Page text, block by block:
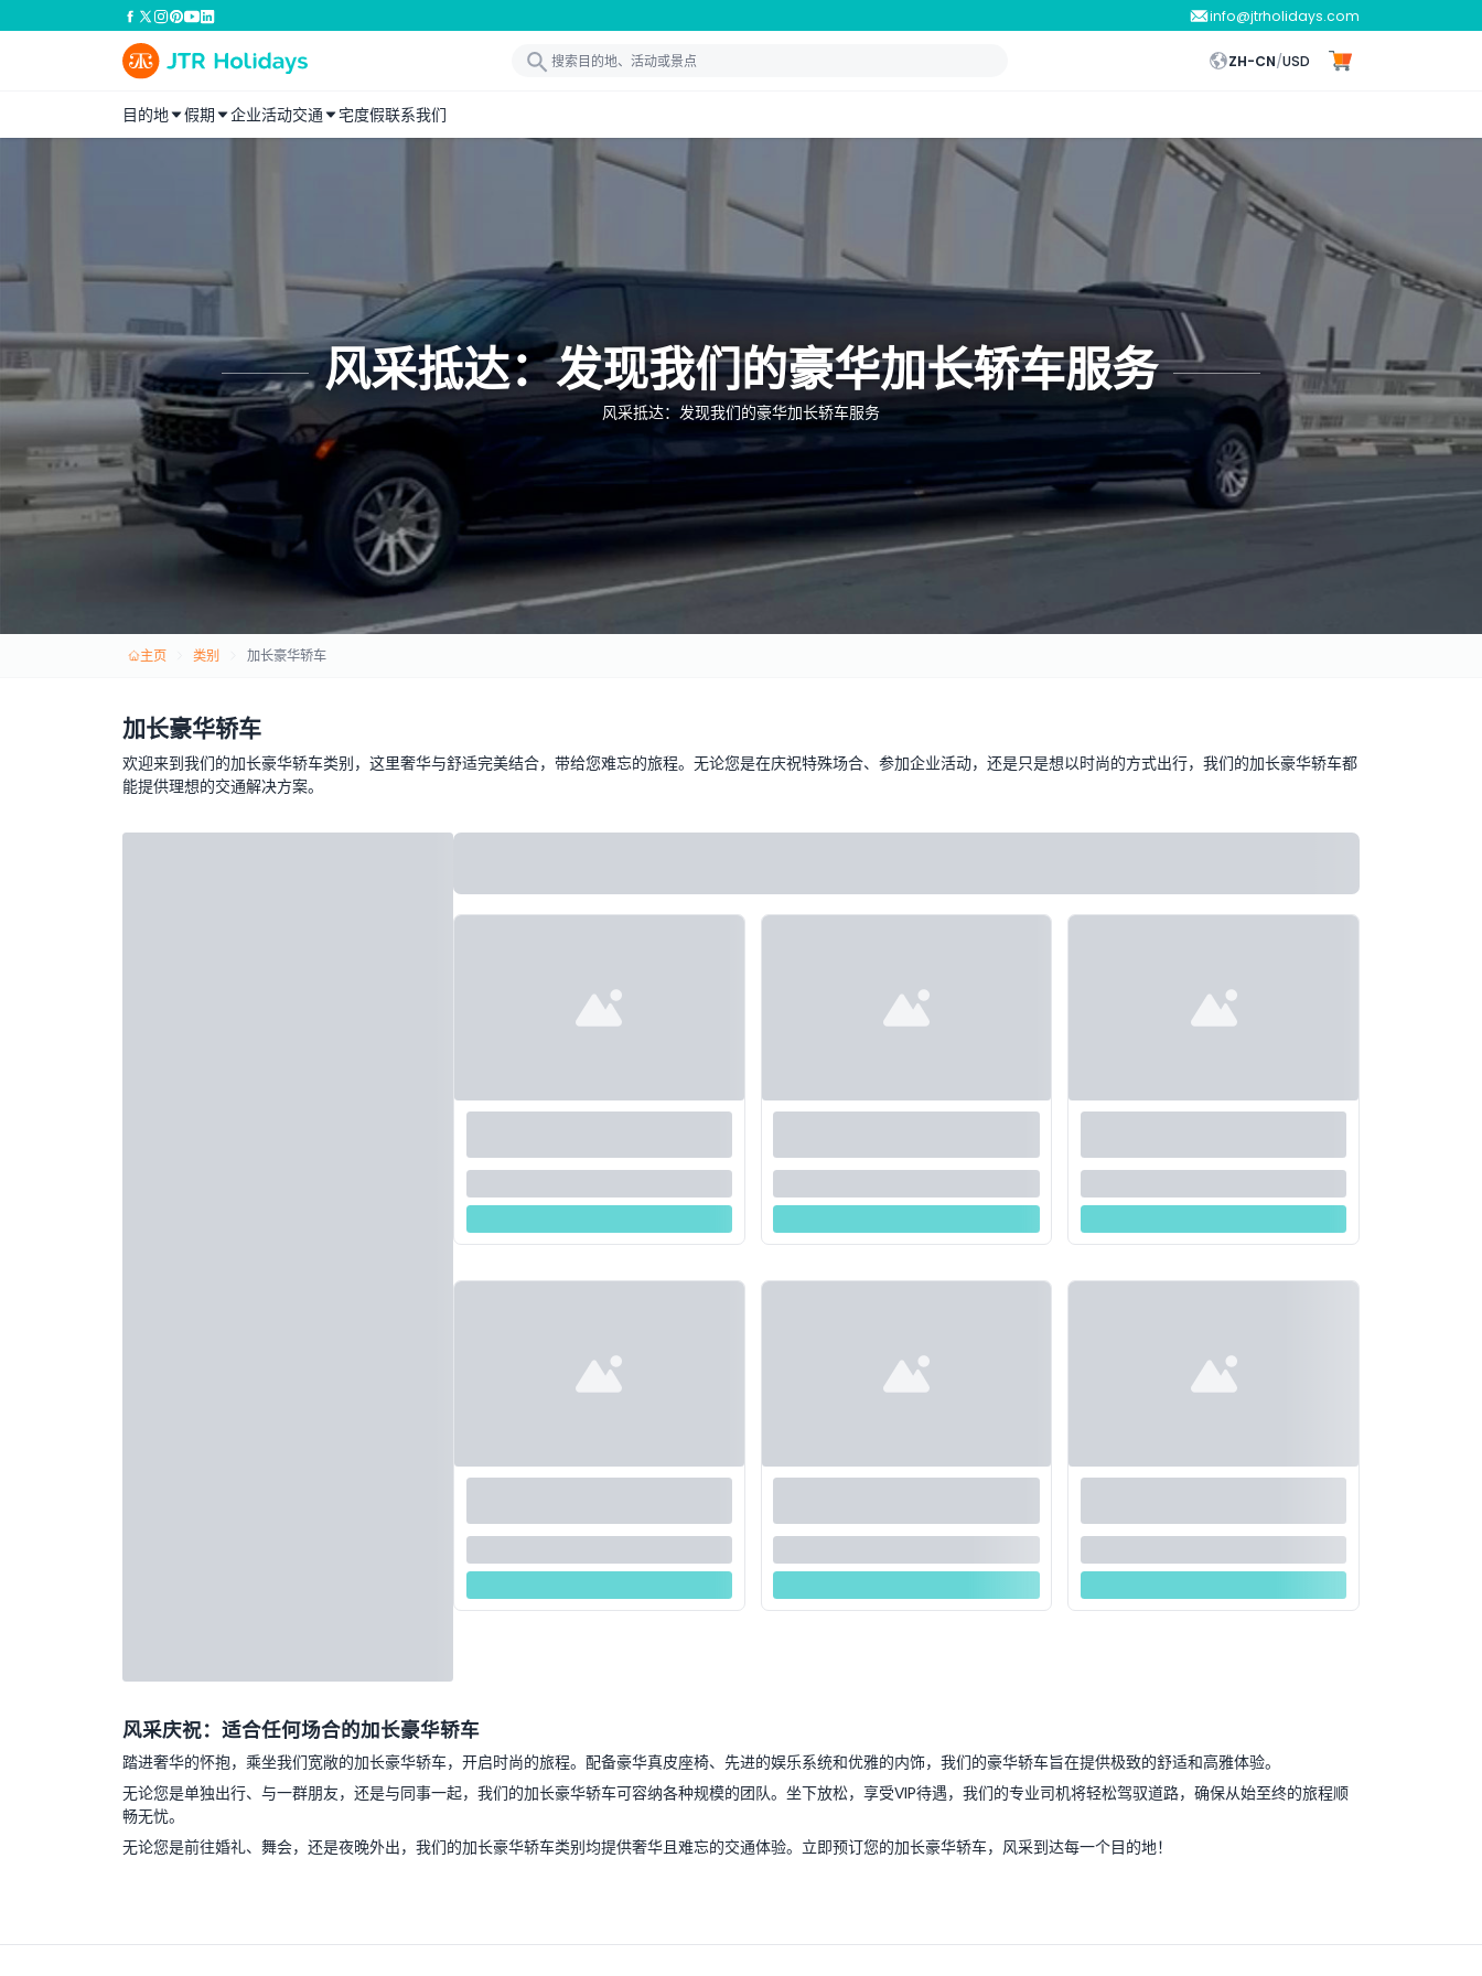
info@jtrholidays.com
ZH-CN/USD
目的地 假期 企业活动交通 宅度假联系我们
风采抵达：发现我们的豪华加长轿车服务
风采抵达：发现我们的豪华加长轿车服务
主页 类别 加长豪华轿车
加长豪华轿车
欢迎来到我们的加长豪华轿车类别，这里奢华与舒适完美结合，带给您难忘的旅程。无论您是在庆祝特殊场合、参加企业活动，还是只是想以时尚的方式出行，我们的加长豪华轿车都
能提供理想的交通解决方案。
风采庆祝：适合任何场合的加长豪华轿车
踏进奢华的怀抱，乘坐我们宽敞的加长豪华轿车，开启时尚的旅程。配备豪华真皮座椅、先进的娱乐系统和优雅的内饰，我们的豪华轿车旨在提供极致的舒适和高雅体验。
无论您是单独出行、与一群朋友，还是与同事一起，我们的加长豪华轿车可容纳各种规模的团队。坐下放松，享受VIP待遇，我们的专业司机将轻松驾驭道路，确保从始至终的旅程顺
畅无忧。
无论您是前往婚礼、舞会，还是夜晚外出，我们的加长豪华轿车类别均提供奢华且难忘的交通体验。立即预订您的加长豪华轿车，风采到达每一个目的地！